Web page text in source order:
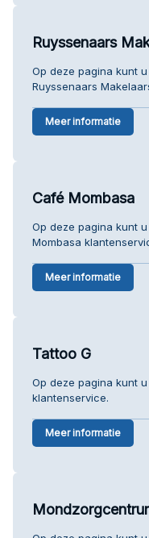
Ruyssenaars
Op deze pagina kunt
Ruyssenaars
Meer informatie
Café Mombasa
Op deze pagina kunt
Mombasa
Meer informatie
Tattoo G
Op deze pagina kunt
klantenservice.
Meer informatie